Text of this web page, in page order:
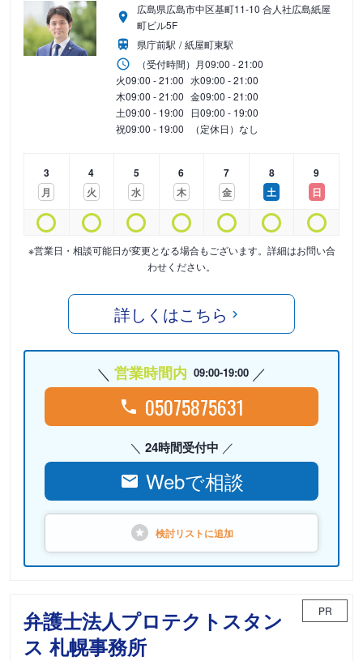
広島県広島市中区基町11-10 合人社広島紙屋
町ビル5F
県庁前駅
紙屋町東駅
（受付時間） 月09:00 - 21:00
火09:00 - 21:00 水09:00 - 21:00
木09:00 - 21:00 金09:00 - 21:00
土09:00 - 19:00 日09:00 - 19:00
祝09:00 - 19:00 （定休日）なし
3
月
4
火
5
水
6
木
7
金
8
土
9
日
※営業日・相談可能日が変更となる場合もございます。詳細はお問い合
わせください。
詳しくはこちら
営業時間内 09:00-19:00
05075875631
24時間受付中
Webで相談
検討リストに追加
弁護士法人プロテクトスタン
ス 札幌事務所
PR